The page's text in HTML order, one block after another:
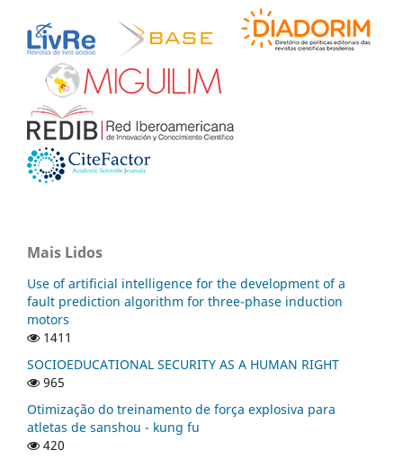
Mais Lidos
Use of artificial intelligence for the development of a
fault prediction algorithm for three-phase induction
motors
1411
SOCIOEDUCATIONAL SECURITY AS A HUMAN RIGHT
965
Otimização do treinamento de força explosiva para
atletas de sanshou - kung fu
420